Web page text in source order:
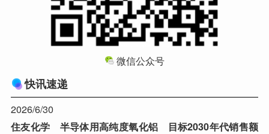
微信公众号
快讯速递
2026/6/30
住友化学 半导体用高纯度氧化铝 目标2030年代销售额